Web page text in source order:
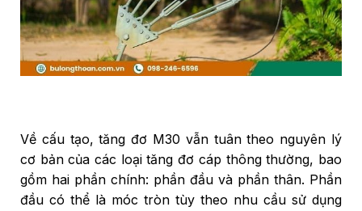
Về cấu tạo, tăng đơ M30 vẫn tuân theo nguyên lý
cơ bản của các loại tăng đơ cáp thông thường, bao
gồm hai phần chính: phần đầu và phần thân. Phần
đầu có thể là móc tròn tùy theo nhu cầu sử dụng